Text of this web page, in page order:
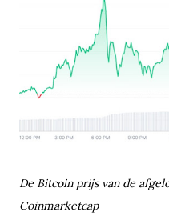
De Bitcoin prijs van de
Coinmarketcap